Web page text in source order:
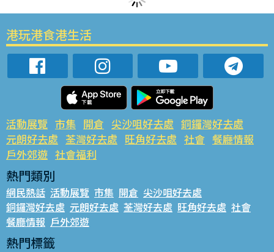
港玩港食港生活
活動展覽 市集 開倉 尖沙咀好去處 銅鑼灣好去處
元朗好去處 荃灣好去處 旺角好去處 社會 餐廳情報
戶外郊遊 社會福利
熱門類別
網民熱話 活動展覽 市集 開倉 尖沙咀好去處
銅鑼灣好去處 元朗好去處 荃灣好去處 旺角好去處 社會
餐廳情報 戶外郊遊
熱門標籤